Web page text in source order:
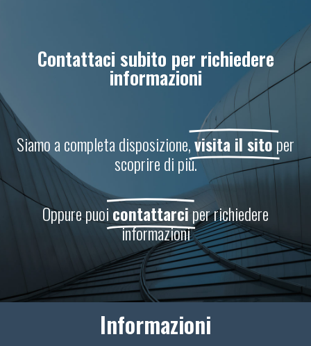
Contattaci subito per richiedere
informazioni
Siamo a completa disposizione,visita il sitoper
scoprire di più.
Oppure puoicontattarciper richiedere
informazioni
Informazioni